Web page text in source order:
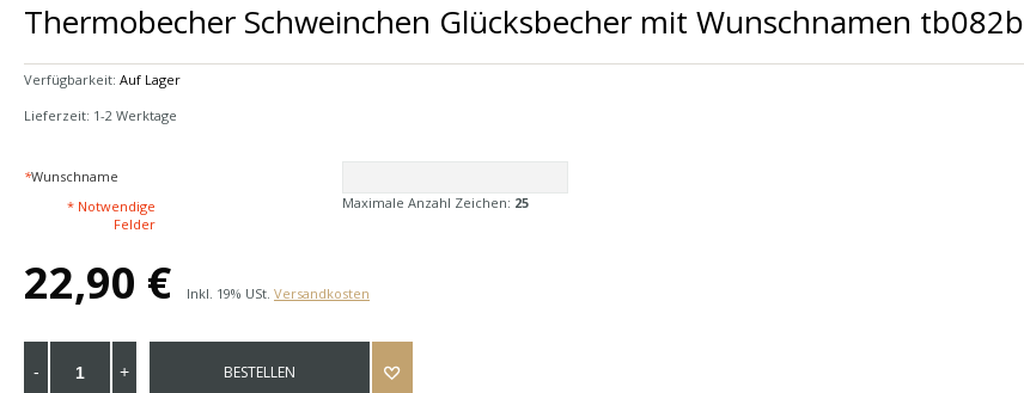
Thermobecher Schweinchen Glücksbecher mit Wunschnamen tb082b
Verfügbarkeit: Auf Lager
Lieferzeit: 1-2 Werktage
*Wunschname
Maximale Anzahl Zeichen: 25
* Notwendige
Felder
22,90 € Inkl. 19% USt. Versandkosten
BESTELLEN